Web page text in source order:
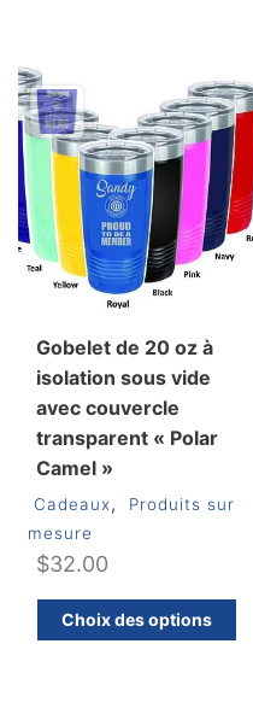
Gobelet de 20 oz à
isolation sous vide
avec couvercle
transparent « Polar
Camel »
Cadeaux,
Produits sur
mesure
$32.00
Choix des options